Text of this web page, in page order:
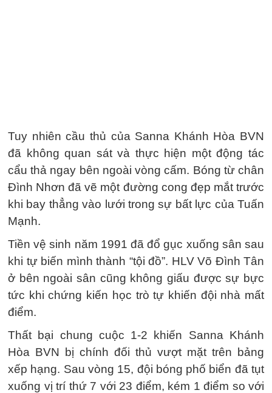
Tuy nhiên cầu thủ của Sanna Khánh Hòa BVN
đã không quan sát và thực hiện một động tác
cẩu thả ngay bên ngoài vòng cấm. Bóng từ chân
Đình Nhơn đã vẽ một đường cong đẹp mắt trước
khi bay thẳng vào lưới trong sự bất lực của Tuấn
Mạnh.
Tiền vệ sinh năm 1991 đã đổ gục xuống sân sau
khi tự biến mình thành “tội đồ”. HLV Võ Đình Tân
ở bên ngoài sân cũng không giấu được sự bực
tức khi chứng kiến học trò tự khiến đội nhà mất
điểm.
Thất bại chung cuộc 1-2 khiến Sanna Khánh
Hòa BVN bị chính đối thủ vượt mặt trên bảng
xếp hạng. Sau vòng 15, đội bóng phố biển đã tụt
xuống vị trí thứ 7 với 23 điểm, kém 1 điểm so với